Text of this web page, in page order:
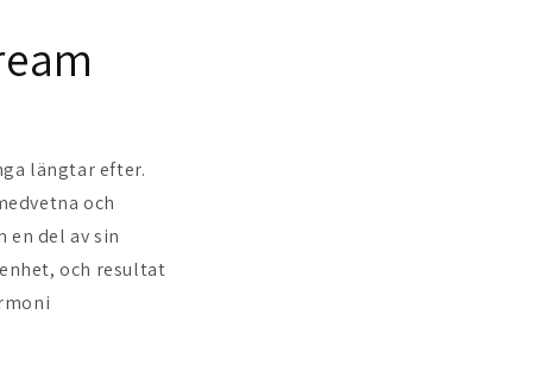
längtar efter.
och
en del av sin
och resultat